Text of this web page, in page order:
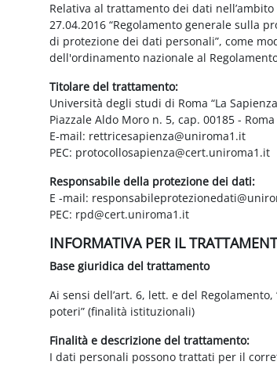
Relativa al trattamento dei dati
27.04.2016 “Regolamento generale sulla
di protezione dei dati personali”, come
dell'ordinamento nazionale al
Titolare del trattamento:
Università degli studi di Roma “La
Piazzale Aldo Moro n. 5, cap. 00185 - Roma
E-mail: rettricesapienza@uniroma1.it
PEC: protocollosapienza@cert.uniroma1.it
Responsabile della protezione dei dati:
E -mail:
PEC: rpd@cert.uniroma1.it
INFORMATIVA PER IL
Base giuridica del trattamento
Ai sensi dell’art. 6, lett. e del
poteri” (finalità istituzionali)
Finalità e descrizione del trattamento:
I dati personali possono trattati per il